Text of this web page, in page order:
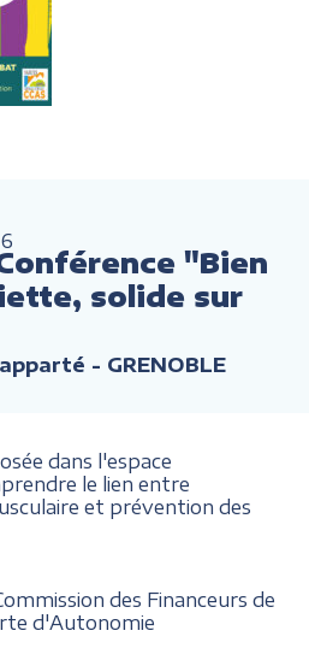
"Bien
solide sur
- GRENOBLE
dans l'espace
le lien entre
et prévention des
des Financeurs de
d'Autonomie